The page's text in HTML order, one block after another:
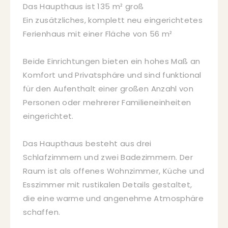
Das Haupthaus ist 135 m² groß
Ein zusätzliches, komplett neu eingerichtetes
Ferienhaus mit einer Fläche von 56 m²
Beide Einrichtungen bieten ein hohes Maß an
Komfort und Privatsphäre und sind funktional
für den Aufenthalt einer großen Anzahl von
Personen oder mehrerer Familieneinheiten
eingerichtet.
Das Haupthaus besteht aus drei
Schlafzimmern und zwei Badezimmern. Der
Raum ist als offenes Wohnzimmer, Küche und
Esszimmer mit rustikalen Details gestaltet,
die eine warme und angenehme Atmosphäre
schaffen.